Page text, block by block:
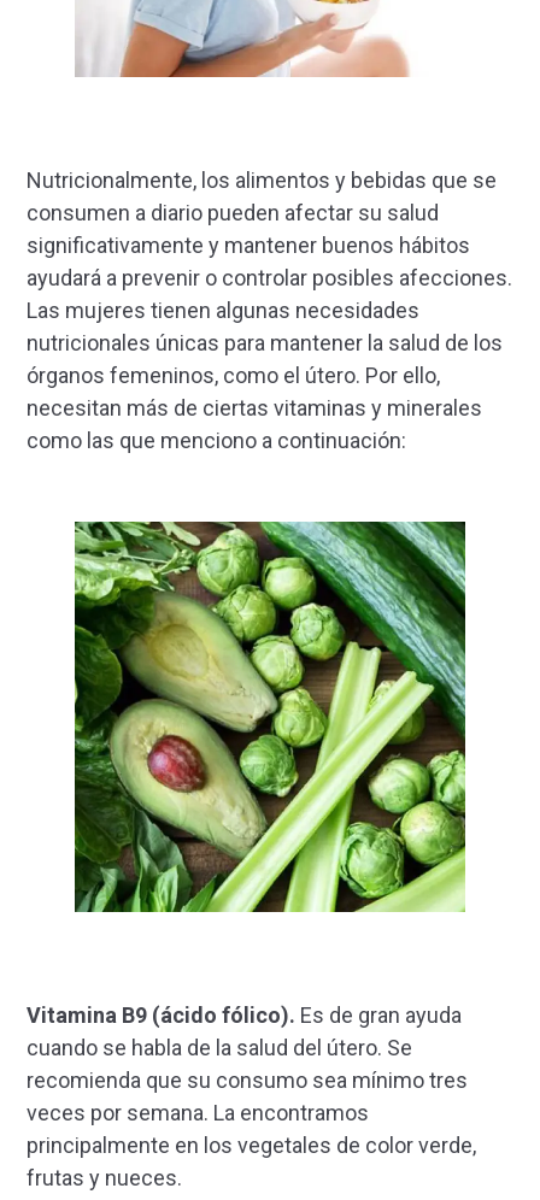
Nutricionalmente, los alimentos y bebidas que se
consumen a diario pueden afectar su salud
significativamente y mantener buenos hábitos
ayudará a prevenir o controlar posibles afecciones.
Las mujeres tienen algunas necesidades
nutricionales únicas para mantener la salud de los
órganos femeninos, como el útero. Por ello,
necesitan más de ciertas vitaminas y minerales
como las que menciono a continuación:
Vitamina B9 (ácido fólico). Es de gran ayuda
cuando se habla de la salud del útero. Se
recomienda que su consumo sea mínimo tres
veces por semana. La encontramos
principalmente en los vegetales de color verde,
frutas y nueces.